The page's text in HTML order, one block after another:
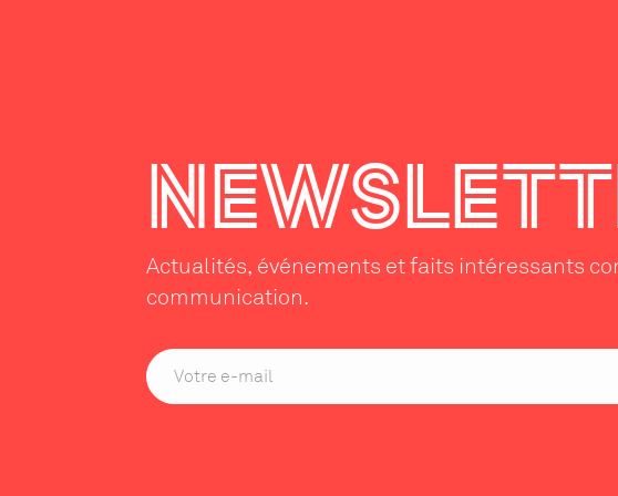
Actualités, événements et faits intéressants
communication.